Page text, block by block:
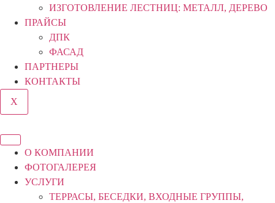
ИЗГОТОВЛЕНИЕ ЛЕСТНИЦ: МЕТАЛЛ, ДЕРЕВО
ПРАЙСЫ
ДПК
ФАСАД
ПАРТНЕРЫ
КОНТАКТЫ
X
О КОМПАНИИ
ФОТОГАЛЕРЕЯ
УСЛУГИ
ТЕРРАСЫ, БЕСЕДКИ, ВХОДНЫЕ ГРУППЫ,